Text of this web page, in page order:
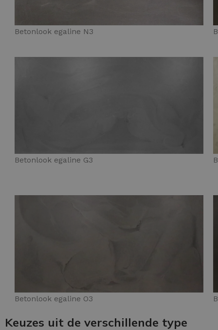
Betonlook egaline N3
Betonlook egaline G3
Betonlook egaline O3
Keuzes uit de verschillende type